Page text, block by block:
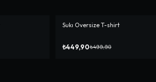
-%10
Sukı Oversize T-shirt
₺449,90₺499,90